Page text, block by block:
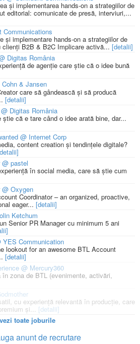
și implementarea hands-on a strategiilor de
editorial: comunicate de presă, interviuri,...
Communications
și implementare hands-on a strategiilor de
clienți B2B & B2C Implicare activă... [detalii]
Digitas România
de agenție care știe că o idee bună
& Jansen
care să gândească și să producă
[detalii]
Digitas România
că e tare când o idee arată bine, dar...
@ Internet Corp
content creation și tendințele digitale?
pastel
în social media, care să știe cum
@ Oxygen
Coordinator – an organized, proactive,
eager... [detalii]
Ketchum
Senior PR Manager cu minimum 5 ani
YES Communication
lookout for an awesome BTL Account
[detalii]
@ Mercury360
zona de BTL (evenimente, activări,
cu experiență relevantă în producție, care
și... [detalii]
vezi toate joburile
anunt de recrutare